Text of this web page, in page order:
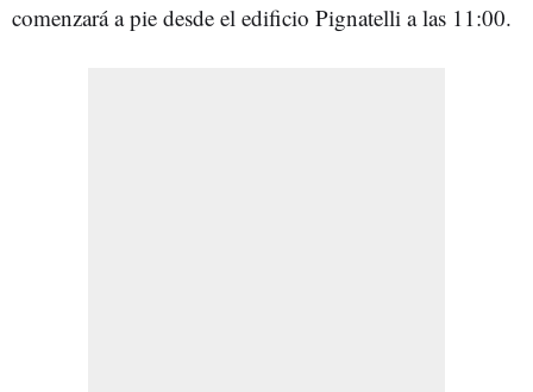
comenzará a pie desde el edificio Pignatelli a las 11:00.